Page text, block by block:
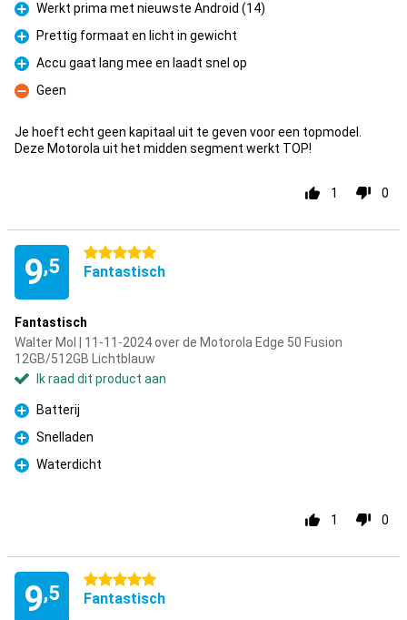
Pluspunt
Werkt prima met nieuwste Android (14)
Pluspunt
Prettig formaat en licht in gewicht
Pluspunt
Accu gaat lang mee en laadt snel op
Minpunt
Geen
Je hoeft echt geen kapitaal uit te geven voor een topmodel.
Deze Motorola uit het midden segment werkt TOP!
1 0
9,5
5 sterren
Fantastisch
Fantastisch
Walter Mol | 11-11-2024 over de Motorola Edge 50 Fusion
12GB/512GB Lichtblauw
Ik raad dit product aan
Pluspunt
Batterij
Pluspunt
Snelladen
Pluspunt
Waterdicht
1 0
9,5
5 sterren
Fantastisch